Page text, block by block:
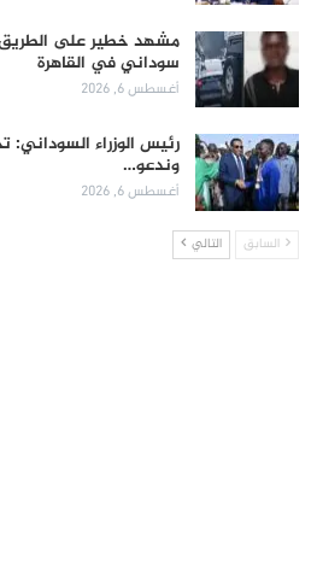
مشهد خطير على
سوداني في القاهرة
أغسطس 6, 2026
رئيس الوزراء السوداني:
وندعو…
أغسطس 6, 2026
السابق التالي